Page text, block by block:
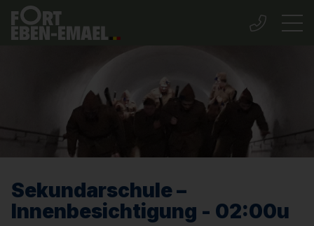
Sekundarschule –
Innenbesichtigung - 02:00u